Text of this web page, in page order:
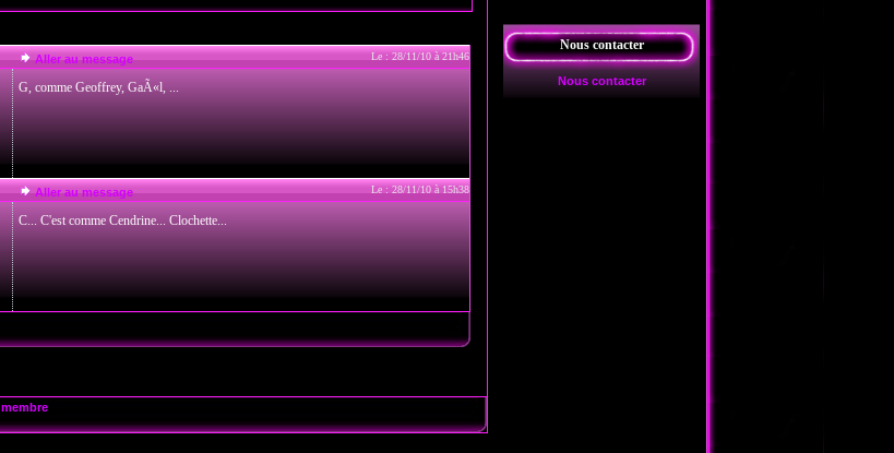
Nous contacter
Nous contacter
Aller au message Le : 28/11/10 à 21h46
G, comme Geoffrey, GaÃ«l, ...
Aller au message Le : 28/11/10 à 15h38
C... C'est comme Cendrine... Clochette...